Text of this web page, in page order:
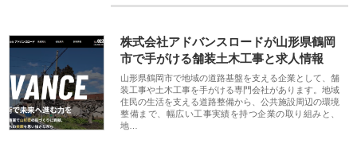
株式会社アドバンスロードが山形県鶴岡
市で手がける舗装土木工事と求人情報
山形県鶴岡市で地域の道路基盤を支える企業として、舗
装工事や土木工事を手がける専門会社があります。地域
住民の生活を支える道路整備から、公共施設周辺の環境
整備まで、幅広い工事実績を持つ企業の取り組みと、
地…